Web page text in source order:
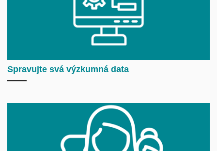
Spravujte svá výzkumná data